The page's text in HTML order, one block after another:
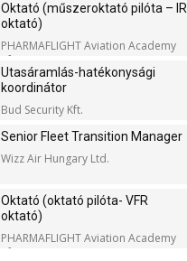
Oktató (műszeroktató pilóta – IR
oktató)
PHARMAFLIGHT Aviation Academy
Kft.
Utasáramlás-hatékonysági
koordinátor
Bud Security Kft.
Senior Fleet Transition Manager
Wizz Air Hungary Ltd.
Oktató (oktató pilóta- VFR
oktató)
PHARMAFLIGHT Aviation Academy
Kft.